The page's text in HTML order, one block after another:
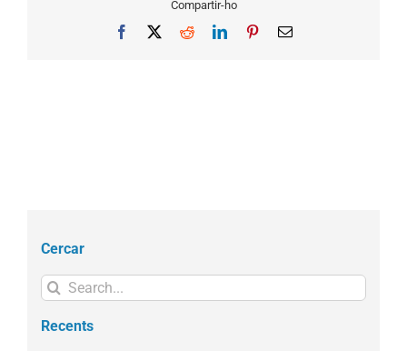
Compartir-ho
Facebook RedditLinkedInPinterestEmail
Cercar
Search
for:
Recents